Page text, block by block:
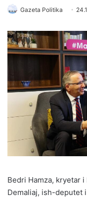
Gazeta Politika
Bedri Hamza, kryetar
Demaliaj, ish-deputet